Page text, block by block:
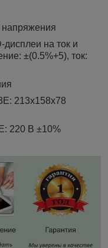
напряжения
на ток и
±(0.5%+5), ток:
213х158х78
220 В ±10%